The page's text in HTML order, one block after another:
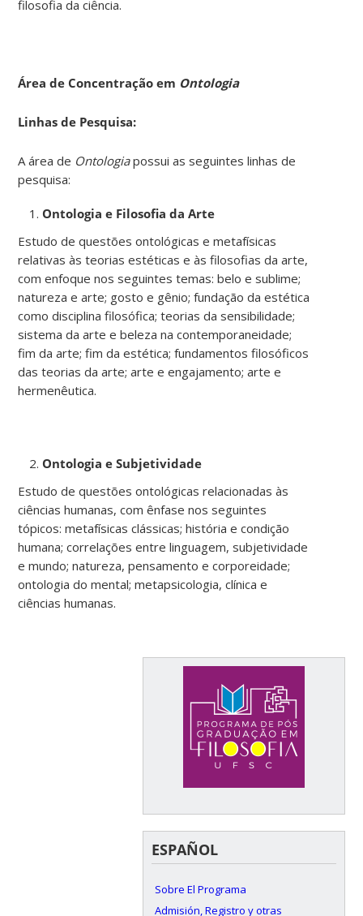
filosofia da ciência.
Área de Concentração em Ontologia
Linhas de Pesquisa:
A área de Ontologiapossui as seguintes linhas de
pesquisa:
Ontologia e Filosofia da Arte
Estudo de questões ontológicas e metafísicas
relativas às teorias estéticas e às filosofias da arte,
com enfoque nos seguintes temas: belo e sublime;
natureza e arte; gosto e gênio; fundação da estética
como disciplina filosófica; teorias da sensibilidade;
sistema da arte e beleza na contemporaneidade;
fim da arte; fim da estética; fundamentos filosóficos
das teorias da arte; arte e engajamento; arte e
hermenêutica.
Ontologia e Subjetividade
Estudo de questões ontológicas relacionadas às
ciências humanas, com ênfase nos seguintes
tópicos: metafísicas clássicas; história e condição
humana; correlações entre linguagem, subjetividade
e mundo; natureza, pensamento e corporeidade;
ontologia do mental; metapsicologia, clínica e
ciências humanas.
ESPAÑOL
Sobre El Programa
Admisión, Registro y otras